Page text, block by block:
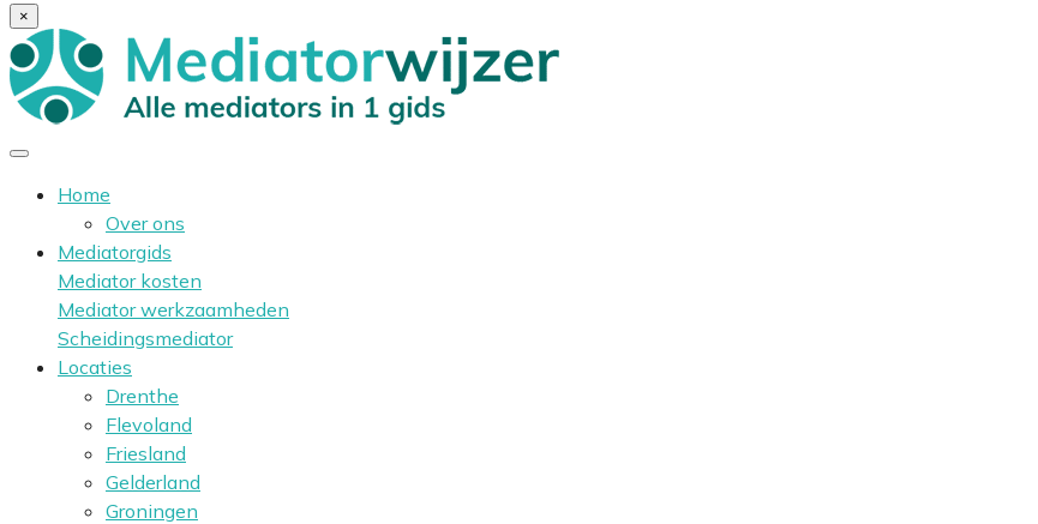
×
Home
Over ons
Mediatorgids
Mediator kosten
Mediator werkzaamheden
Scheidingsmediator
Locaties
Drenthe
Flevoland
Friesland
Gelderland
Groningen